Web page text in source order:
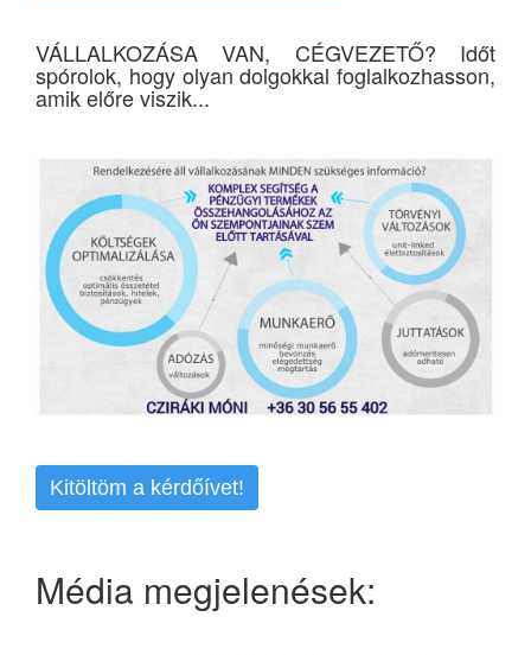
VÁLLALKOZÁSA VAN, CÉGVEZETŐ? Időt
spórolok, hogy olyan dolgokkal foglalkozhasson,
amik előre viszik...
Kitöltöm a kérdőívet!
Média megjelenések: